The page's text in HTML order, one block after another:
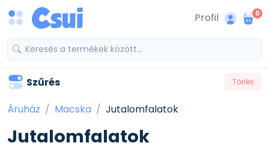
Profil 0
Szűrés Törlés
Áruház Macska Jutalomfalatok
Jutalomfalatok